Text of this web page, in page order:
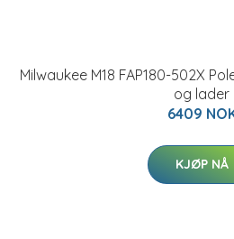
Milwaukee M18 FAP180-502X
og lader
6409
KJØP NÅ